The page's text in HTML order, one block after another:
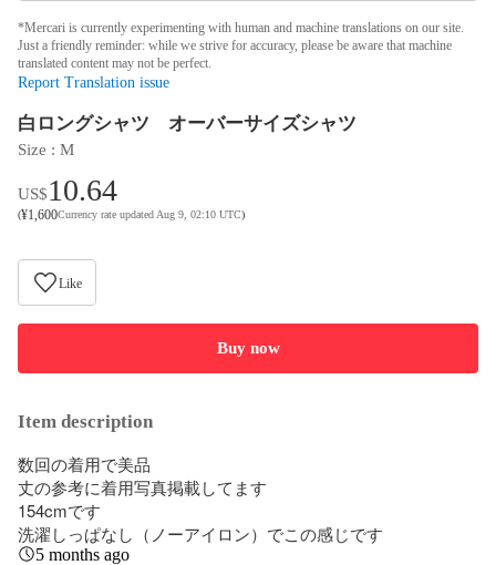
*Mercari is currently experimenting with human and machine translations on our site.
Just a friendly reminder: while we strive for accuracy, please be aware that machine
translated content may not be perfect.
Report Translation issue
白ロングシャツ オーバーサイズシャツ
Size : M
US$10.64
(¥1,600Currency rate updated Aug 9, 02:10 UTC)
Like
Buy now
Item description
数回の着用で美品
丈の参考に着用写真掲載してます
154cmです
洗濯しっぱなし（ノーアイロン）でこの感じです
5 months ago